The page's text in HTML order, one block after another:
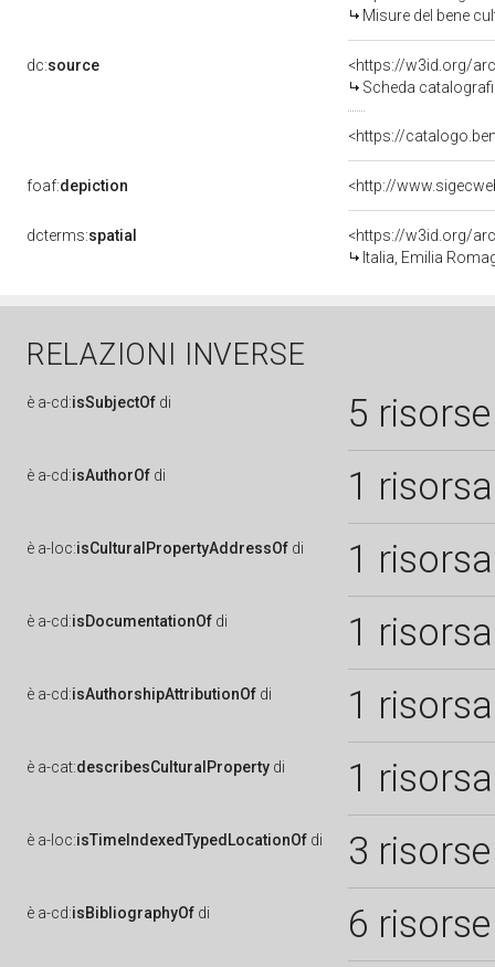
Misure del bene
dc:source
<https://w3id.org/
Scheda
<https://
foaf:depiction <http://
dcterms:spatial
<https://w3id.org/
Italia, Emilia
RELAZIONI INVERSE
è a-cd:isSubjectOf di 5 risorse
è a-cd:isAuthorOf di 1 risorsa
è a-loc:isCulturalPropertyAddressOf di 1 risorsa
è a-cd:isDocumentationOf di 1 risorsa
è a-cd:isAuthorshipAttributionOf di 1 risorsa
è a-cat:describesCulturalProperty di 1 risorsa
è a-loc:isTimeIndexedTypedLocationOf di 3 risorse
è a-cd:isBibliographyOf di 6 risorse